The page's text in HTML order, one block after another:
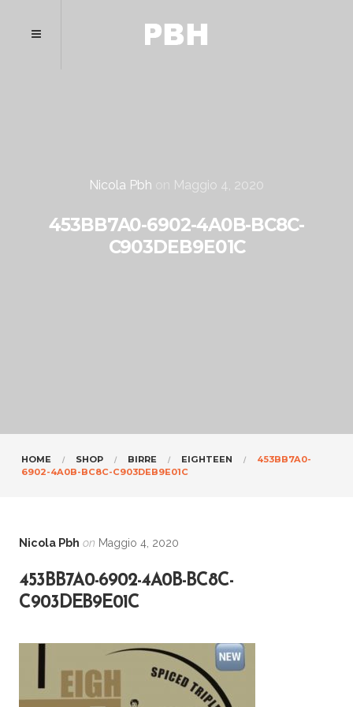
Nicola Pbh Maggio 4, 2020
453BB7A0-6902-4A0B-BC8C-
C903DEB9E01C
HOME SHOP BIRRE EIGHTEEN
453BB7A0-
6902-4A0B-BC8C-C903DEB9E01C
Nicola Pbh on Maggio 4, 2020
453BB7A0-6902-4A0B-BC8C-
C903DEB9E01C